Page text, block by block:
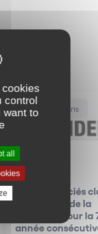
Nos distinctions
Simon Associés
N°1 en droit de la
franchise pour la
année
control
want to
all